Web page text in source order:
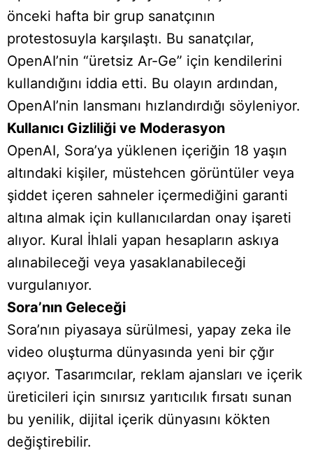
önceki hafta bir grup sanatçının
protestosuyla karşılaştı. Bu sanatçılar,
OpenAI’nin “üretsiz Ar-Ge” için kendilerini
kullandığını iddia etti. Bu olayın ardından,
OpenAI’nin lansmanı hızlandırdığı söyleniyor.
Kullanıcı Gizliliği ve Moderasyon
OpenAI, Sora’ya yüklenen içeriğin 18 yaşın
altındaki kişiler, müstehcen görüntüler veya
şiddet içeren sahneler içermediğini garanti
altına almak için kullanıcılardan onay işareti
alıyor. Kural İhlali yapan hesapların askıya
alınabileceği veya yasaklanabileceği
vurgulanıyor.
Sora’nın Geleceği
Sora’nın piyasaya sürülmesi, yapay zeka ile
video oluşturma dünyasında yeni bir çğır
açıyor. Tasarımcılar, reklam ajansları ve içerik
üreticileri için sınırsız yarıtıcılık fırsatı sunan
bu yenilik, dijital içerik dünyasını kökten
değiştirebilir.